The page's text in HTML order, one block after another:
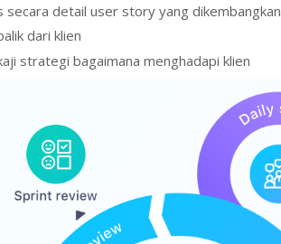
secara detail user story yang dikembangkan
dari klien
strategi bagaimana menghadapi klien